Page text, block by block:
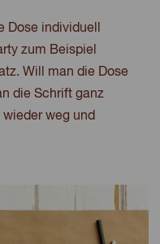
Dose individuell
zum Beispiel
Will man die Dose
die Schrift ganz
weg und